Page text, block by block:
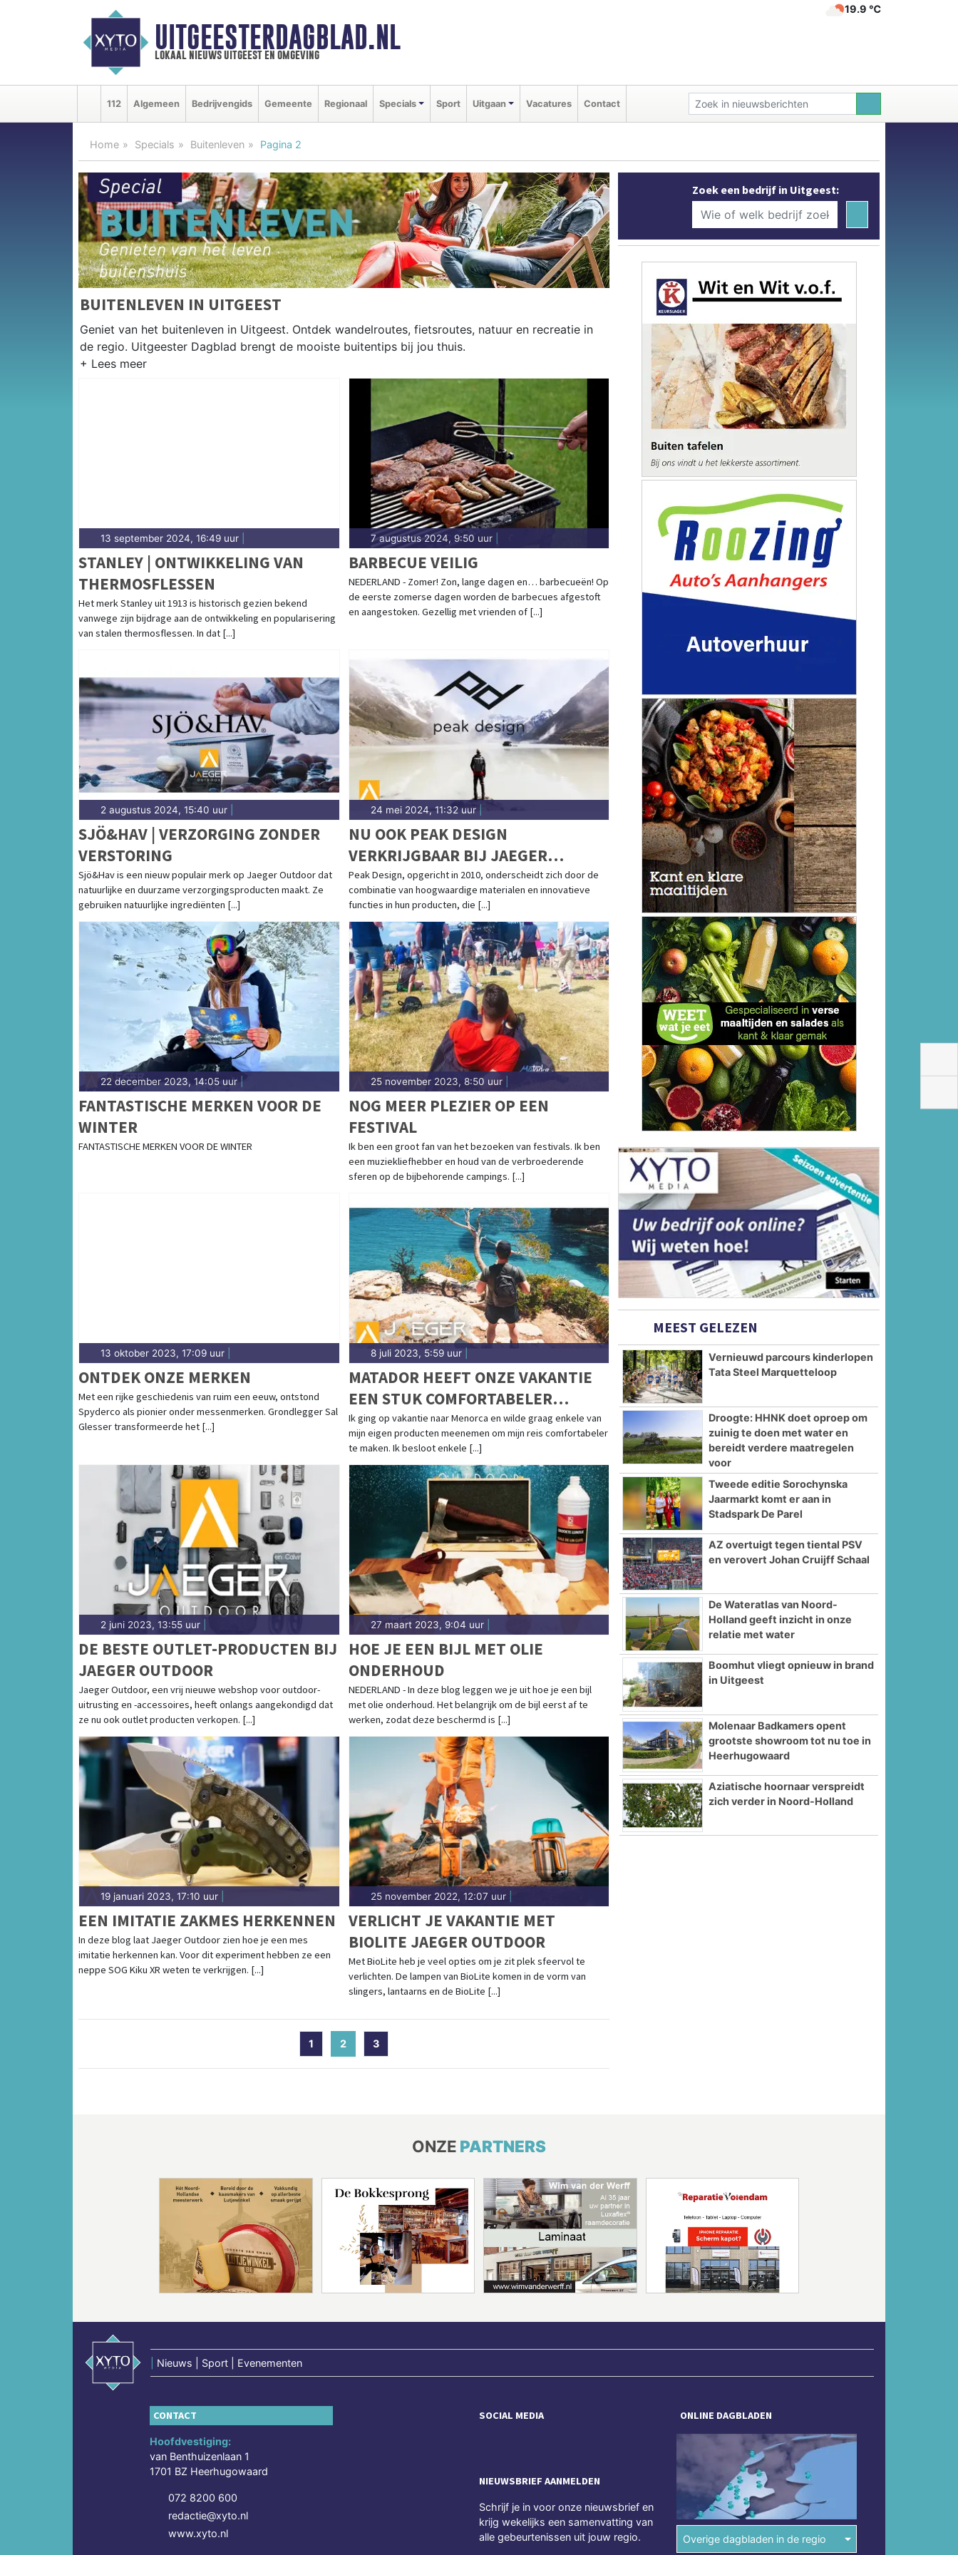
UITGEESTERDAGBLAD.NL
lokaal nieuws uitgeest en omgeving
19.9 ℃
112 Algemeen Bedrijvengids Gemeente Regionaal Specials Sport Uitgaan Vacatures Contact
Home Specials Buitenleven Pagina 2
BUITENLEVEN IN UITGEEST
Geniet van het buitenleven in Uitgeest. Ontdek wandelroutes, fietsroutes, natuur en recreatie in
de regio. Uitgeester Dagblad brengt de mooiste buitentips bij jou thuis.
13 september 2024, 16:49 uur
STANLEY | ONTWIKKELING VAN
THERMOSFLESSEN
Het merk Stanley uit 1913 is historisch gezien bekend
vanwege zijn bijdrage aan de ontwikkeling en popularisering
van stalen thermosflessen. In dat [...]
7 augustus 2024, 9:50 uur|
BARBECUE VEILIG
NEDERLAND - Zomer! Zon, lange dagen en… barbecueën! Op
de eerste zomerse dagen worden de barbecues afgestoft
en aangestoken. Gezellig met vrienden of [...]
2 augustus 2024, 15:40 uur
SJÖ&HAV | VERZORGING ZONDER
VERSTORING
Sjö&Hav is een nieuw populair merk op Jaeger Outdoor dat
natuurlijke en duurzame verzorgingsproducten maakt. Ze
gebruiken natuurlijke ingrediënten [...]
24 mei 2024, 11:32 uur|
NU OOK PEAK DESIGN
VERKRIJGBAAR BIJ JAEGER
OUTDOOR
Peak Design, opgericht in 2010, onderscheidt zich door de
combinatie van hoogwaardige materialen en innovatieve
functies in hun producten, die [...]
22 december 2023, 14:05 uur
FANTASTISCHE MERKEN VOOR DE
WINTER
FANTASTISCHE MERKEN VOOR DE WINTER
25 november 2023, 8:50 uur|
NOG MEER PLEZIER OP EEN
FESTIVAL
Ik ben een groot fan van het bezoeken van festivals. Ik ben
een muziekliefhebber en houd van de verbroederende
sferen op de bijbehorende campings. [...]
13 oktober 2023, 17:09 uur
ONTDEK ONZE MERKEN
Met een rijke geschiedenis van ruim een eeuw, ontstond
Spyderco als pionier onder messenmerken. Grondlegger Sal
Glesser transformeerde het [...]
8 juli 2023, 5:59 uur|
MATADOR HEEFT ONZE VAKANTIE
EEN STUK COMFORTABELER
GEMAAKT
Ik ging op vakantie naar Menorca en wilde graag enkele van
mijn eigen producten meenemen om mijn reis comfortabeler
te maken. Ik besloot enkele [...]
2 juni 2023, 13:55 uur
DE BESTE OUTLET-PRODUCTEN BIJ
JAEGER OUTDOOR
Jaeger Outdoor, een vrij nieuwe webshop voor outdoor-
uitrusting en -accessoires, heeft onlangs aangekondigd dat
ze nu ook outlet producten verkopen. [...]
27 maart 2023, 9:04 uur|
HOE JE EEN BIJL MET OLIE
ONDERHOUD
NEDERLAND - In deze blog leggen we je uit hoe je een bijl
met olie onderhoud. Het belangrijk om de bijl eerst af te
werken, zodat deze beschermd is [...]
19 januari 2023, 17:10 uur
EEN IMITATIE ZAKMES HERKENNEN
In deze blog laat Jaeger Outdoor zien hoe je een mes
imitatie herkennen kan. Voor dit experiment hebben ze een
neppe SOG Kiku XR weten te verkrijgen. [...]
25 november 2022, 12:07 uur|
VERLICHT JE VAKANTIE MET
BIOLITE JAEGER OUTDOOR
Met BioLite heb je veel opties om je zit plek sfeervol te
verlichten. De lampen van BioLite komen in de vorm van
slingers, lantaarns en de BioLite [...]
1 2 (current)
3
Zoek een bedrijf in Uitgeest:
MEEST GELEZEN
Vernieuwd parcours kinderlopen
Tata Steel Marquetteloop
Droogte: HHNK doet oproep om
zuinig te doen met water en
bereidt verdere maatregelen
voor
Tweede editie Sorochynska
Jaarmarkt komt er aan in
Stadspark De Parel
AZ overtuigt tegen tiental PSV
en verovert Johan Cruijff Schaal
De Wateratlas van Noord-
Holland geeft inzicht in onze
relatie met water
Boomhut vliegt opnieuw in brand
in Uitgeest
Molenaar Badkamers opent
grootste showroom tot nu toe in
Heerhugowaard
Aziatische hoornaar verspreidt
zich verder in Noord-Holland
ONZE PARTNERS
Nieuws | Sport | Evenementen
CONTACT
Hoofdvestiging:
van Benthuizenlaan 1
1701 BZ Heerhugowaard
072 8200 600
redactie@xyto.nl
www.xyto.nl
SOCIAL MEDIA
NIEUWSBRIEF AANMELDEN
Schrijf je in voor onze nieuwsbrief en
krijg wekelijks een samenvatting van
alle gebeurtenissen uit jouw regio.
ONLINE DAGBLADEN
Overige dagbladen in de regio